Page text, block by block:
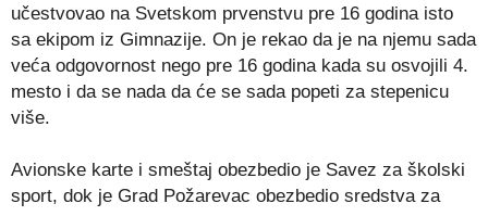
učestvovao na Svetskom prvenstvu pre 16 godina isto
sa ekipom iz Gimnazije. On je rekao da je na njemu sada
veća odgovornost nego pre 16 godina kada su osvojili 4.
mesto i da se nada da će se sada popeti za stepenicu
više.
Avionske karte i smeštaj obezbedio je Savez za školski
sport, dok je Grad Požarevac obezbedio sredstva za